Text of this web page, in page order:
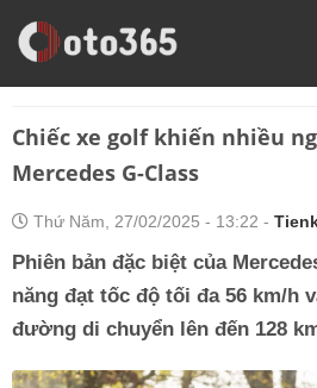
Trang Chủ
Tin Xe
Chiếc xe golf khiến nhiều
Mercedes G-Class
Thứ Năm, 27/02/2025 - 13:22 -
Phiên bản đặc biệt của
năng đạt tốc độ tối đa 56 km/h
đường di chuyển lên đến 128